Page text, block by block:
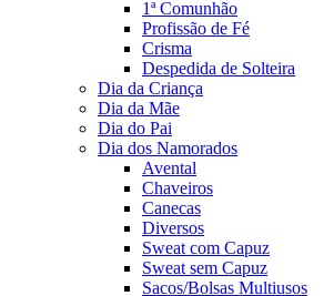
1ª Comunhão
Profissão de Fé
Crisma
Despedida de Solteira
Dia da Criança
Dia da Mãe
Dia do Pai
Dia dos Namorados
Avental
Chaveiros
Canecas
Diversos
Sweat com Capuz
Sweat sem Capuz
Sacos/Bolsas Multiusos